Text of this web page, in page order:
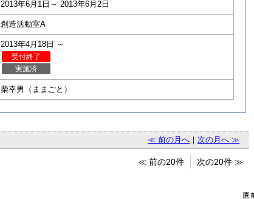
2013年6月1日～ 2013年6月2日
創造活動室A
2013年4月18日 ～
受付終了
実施済
柴幸男（ままごと）
≪ 前の月へ ｜ 次の月へ ≫
≪ 前の20件 次の20件 ≫